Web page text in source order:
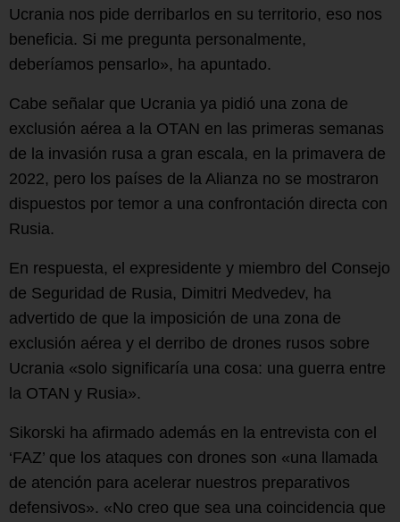
Ucrania nos pide derribarlos en su territorio, eso nos
beneficia. Si me pregunta personalmente,
deberíamos pensarlo», ha apuntado.
Cabe señalar que Ucrania ya pidió una zona de
exclusión aérea a la OTAN en las primeras semanas
de la invasión rusa a gran escala, en la primavera de
2022, pero los países de la Alianza no se mostraron
dispuestos por temor a una confrontación directa con
Rusia.
En respuesta, el expresidente y miembro del Consejo
de Seguridad de Rusia, Dimitri Medvedev, ha
advertido de que la imposición de una zona de
exclusión aérea y el derribo de drones rusos sobre
Ucrania «solo significaría una cosa: una guerra entre
la OTAN y Rusia».
Sikorski ha afirmado además en la entrevista con el
‘FAZ’ que los ataques con drones son «una llamada
de atención para acelerar nuestros preparativos
defensivos». «No creo que sea una coincidencia que